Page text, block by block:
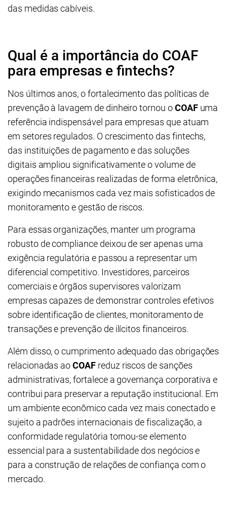
das medidas cabíveis.
Qual é a importância do COAF
para empresas e fintechs?
Nos últimos anos, o fortalecimento das políticas de
prevenção à lavagem de dinheiro tornou oCOAFuma
referência indispensável para empresas que atuam
em setores regulados. O crescimento das fintechs,
das instituições de pagamento e das soluções
digitais ampliou significativamente o volume de
operações financeiras realizadas de forma eletrônica,
exigindo mecanismos cada vez mais sofisticados de
monitoramento e gestão de riscos.
Para essas organizações, manter um programa
robusto de compliance deixou de ser apenas uma
exigência regulatória e passou a representar um
diferencial competitivo. Investidores, parceiros
comerciais e órgãos supervisores valorizam
empresas capazes de demonstrar controles efetivos
sobre identificação de clientes, monitoramento de
transações e prevenção de ilícitos financeiros.
Além disso, o cumprimento adequado das obrigações
relacionadas aoCOAFreduz riscos de sanções
administrativas, fortalece a governança corporativa e
contribui para preservar a reputação institucional. Em
um ambiente econômico cada vez mais conectado e
sujeito a padrões internacionais de fiscalização, a
conformidade regulatória tornou-se elemento
essencial para a sustentabilidade dos negócios e
para a construção de relações de confiança com o
mercado.